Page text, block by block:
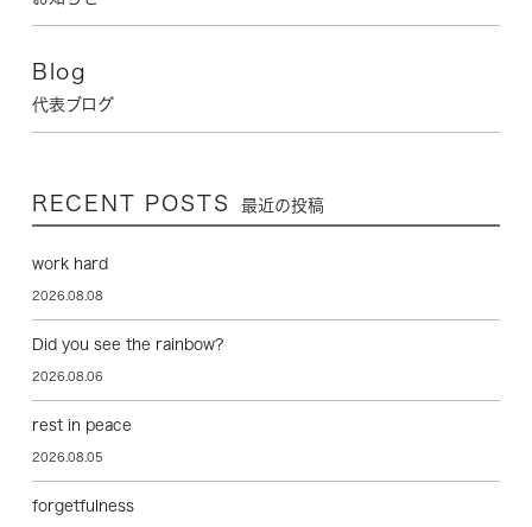
Blog
代表ブログ
RECENT POSTS 最近の投稿
work hard
2026.08.08
Did you see the rainbow?
2026.08.06
rest in peace
2026.08.05
forgetfulness